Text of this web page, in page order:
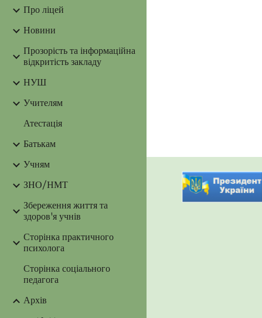
Про ліцей
Новини
Прозорість та інформаційна
відкритість закладу
НУШ
Учителям
Атестація
Батькам
Учням
ЗНО/НМТ
Збереження життя та
здоров'я учнів
Сторінка практичного
психолога
Сторінка соціального
педагога
Архів